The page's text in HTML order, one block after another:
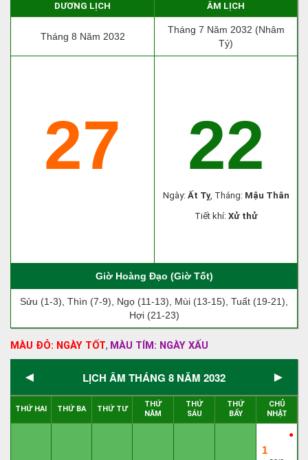
DƯƠNG LỊCH ÂM LỊCH
Tháng 8 Năm 2032
Tháng 7 Năm 2032 (Nhâm
Tý)
27 22
Ngày: Ất Tỵ, Tháng: Mậu Thân
Tiết khí: Xử thử
Giờ Hoàng Đạo (Giờ Tốt)
Sửu (1-3), Thìn (7-9), Ngọ (11-13), Mùi (13-15), Tuất (19-21),
Hợi (21-23)
MÀU ĐỎ: NGÀY TỐT, MÀU TÍM: NGÀY XẤU
◄ LỊCH ÂM THÁNG 8 NĂM 2032 ►
THỨ HAI THỨ BA THỨ TƯ
THỨ
NĂM
THỨ
SÁU
THỨ
BẨY
CHỦ
NHẬT
●
1